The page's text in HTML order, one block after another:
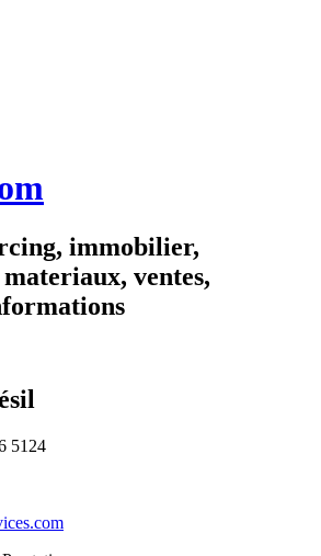
immobilier,
ventes,
5124